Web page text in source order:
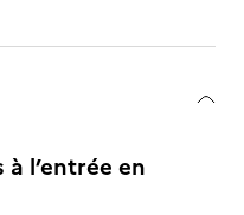
l’entrée en